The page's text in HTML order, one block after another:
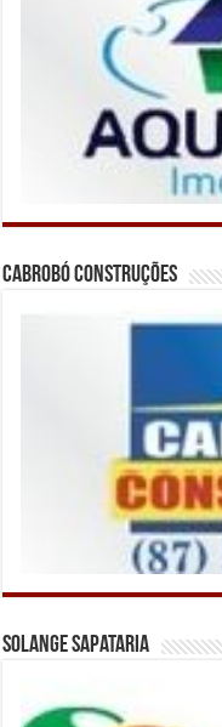
Cabrobó Construções
Solange Sapataria